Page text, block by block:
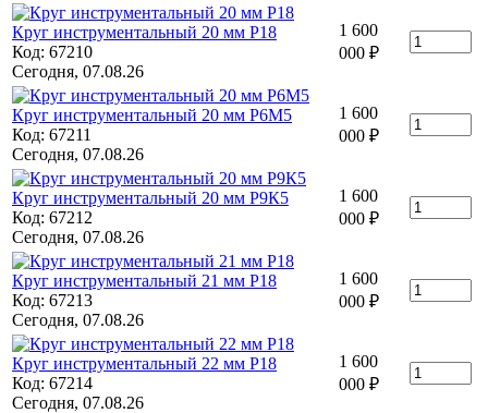
Круг инструментальный 20 мм Р18
Код: 67210
Сегодня, 07.08.26
1 600
000 ₽
Круг инструментальный 20 мм Р6М5
Код: 67211
Сегодня, 07.08.26
1 600
000 ₽
Круг инструментальный 20 мм Р9К5
Код: 67212
Сегодня, 07.08.26
1 600
000 ₽
Круг инструментальный 21 мм Р18
Код: 67213
Сегодня, 07.08.26
1 600
000 ₽
Круг инструментальный 22 мм Р18
Код: 67214
Сегодня, 07.08.26
1 600
000 ₽